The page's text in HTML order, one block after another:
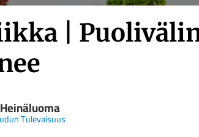
|
Tulevaisuus